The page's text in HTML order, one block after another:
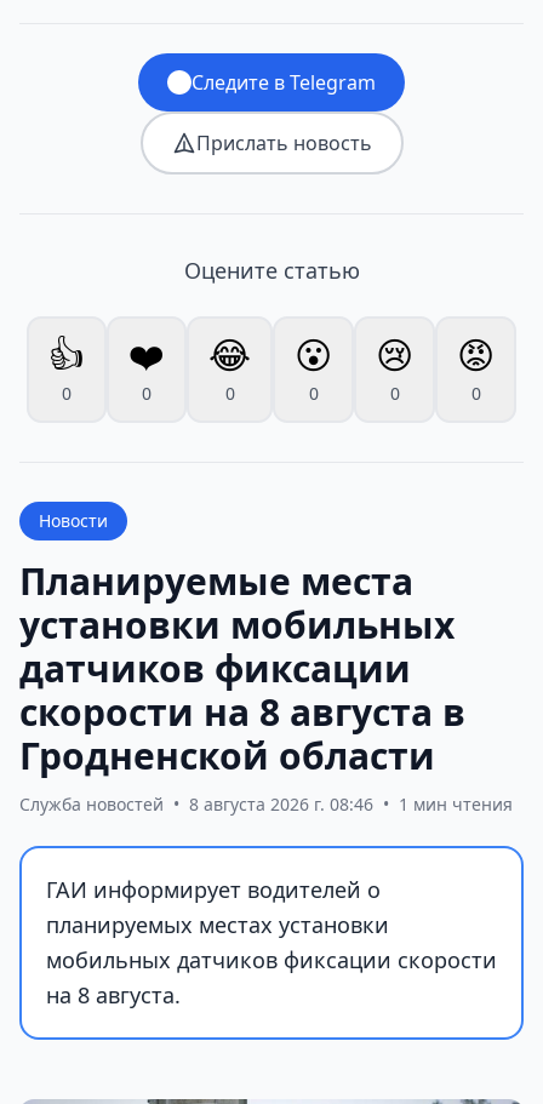
Следите в Telegram
Прислать новость
Оцените статью
👍
0
❤️
0
😂
0
😮
0
😢
0
😡
0
Новости
Планируемые места
установки мобильных
датчиков фиксации
скорости на 8 августа в
Гродненской области
Служба новостей • 8 августа 2026 г. 08:46 • 1 мин чтения
ГАИ информирует водителей о
планируемых местах установки
мобильных датчиков фиксации скорости
на 8 августа.